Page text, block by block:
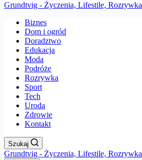
Grundtvig - Życzenia, Lifestile, Rozrywka
Biznes
Dom i ogród
Doradztwo
Edukacja
Moda
Podróże
Rozrywka
Sport
Tech
Uroda
Zdrowie
Kontakt
Szukaj
Grundtvig - Życzenia, Lifestile, Rozrywka